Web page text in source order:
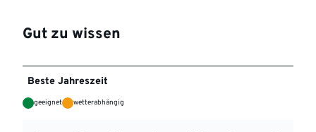
Gut zu wissen
Beste Jahreszeit
geeignet wetterabhängig